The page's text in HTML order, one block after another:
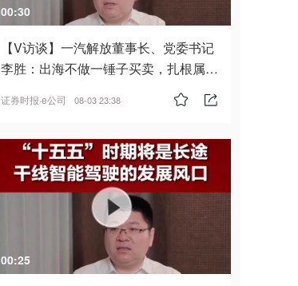
00:30
【V访谈】一汽解放董事长、党委书记
李胜：出海不做一锤子买卖，扎根属
证券时报·e公司 08-03 23:38
00:25